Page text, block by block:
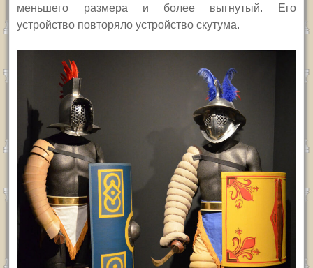
меньшего размера и более выгнутый. Его
устройство повторяло устройство скутума.